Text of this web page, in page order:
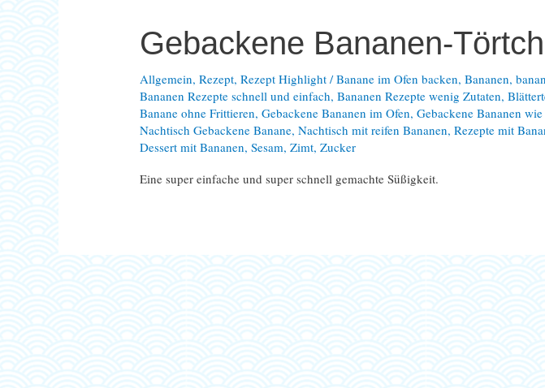
Gebackene Bananen-
Allgemein,Rezept,Rezept Highlight /Banane im Ofen backen,Bananen,
Bananen Rezepte schnell und einfach,Bananen Rezepte wenig Zutaten,
Banane ohne Frittieren,Gebackene Bananen im Ofen,Gebackene Bananen
Nachtisch Gebackene Banane,Nachtisch mit reifen Bananen,Rezepte mit
Dessert mit Bananen,Sesam,Zimt,Zucker
Eine super einfache und super schnell gemachte Süßigkeit.